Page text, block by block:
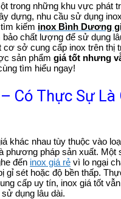
trong những khu vực phát
dựng, nhu cầu sử dụng
kiếm inox Bình Dương
chất lượng để sử dụng
cơ sở cung cấp inox trên thị
sản phẩm giá tốt nhưng
tìm hiểu ngay!
Có Thực Sự Là
khác nhau tùy thuộc vào
phương pháp sản xuất. Một
đến inox giá rẻ vì lo ngại
gỉ sét hoặc độ bền thấp.
cấp uy tín, inox giá tốt
dụng lâu dài.